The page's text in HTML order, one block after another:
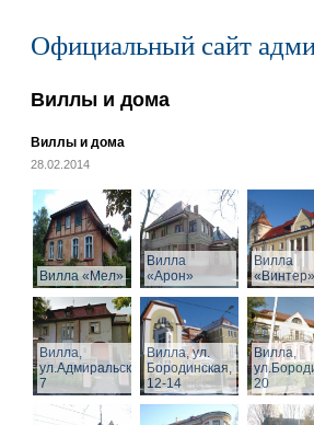
Официальный сайт
Виллы и дома
Виллы и дома
28.02.2014
Вилла «Мел»
Вилла
«Арон»
Вилла
«Винтер»
Вилла,
ул.Адмиральская,
7
Вилла, ул.
Бородинская,
12-14
Вилла,
20